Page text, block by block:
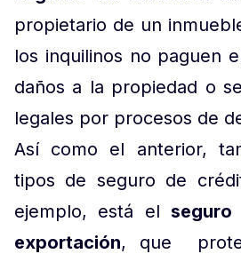
propietario de un
los inquilinos no paguen
daños a la propiedad o
legales por procesos de
Así como el anterior,
tipos de seguro de
ejemplo, está el
exportación, que